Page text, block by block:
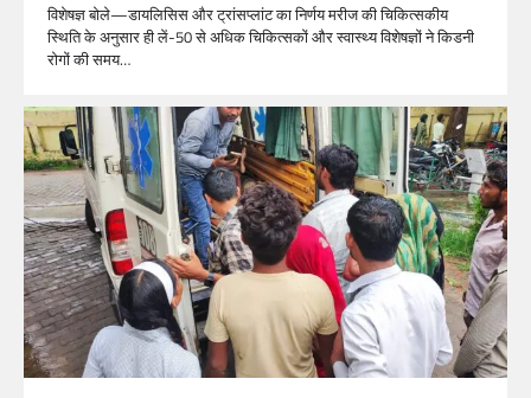
विशेषज्ञ बोले—डायलिसिस और ट्रांसप्लांट का निर्णय मरीज की चिकित्सकीय
स्थिति के अनुसार ही लें-50 से अधिक चिकित्सकों और स्वास्थ्य विशेषज्ञों ने किडनी
रोगों की समय…